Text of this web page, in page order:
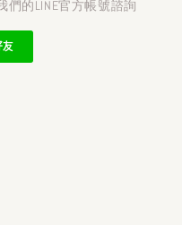
的LINE官方帳號諮詢